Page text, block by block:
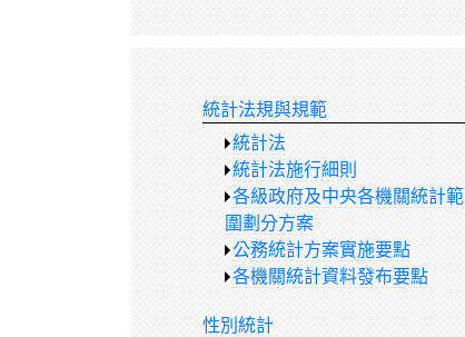
統計法規與規範
統計法
統計法施行細則
各級政府及中央各機關統計範
圍劃分方案
公務統計方案實施要點
各機關統計資料發布要點
性別統計